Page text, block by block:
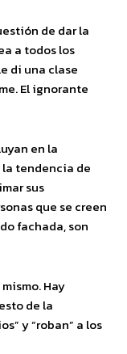
de dar la
a todos los
di una clase
El ignorante
en la
tendencia de
sus
que se creen
fachada, son
Hay
de la
y “roban” a los